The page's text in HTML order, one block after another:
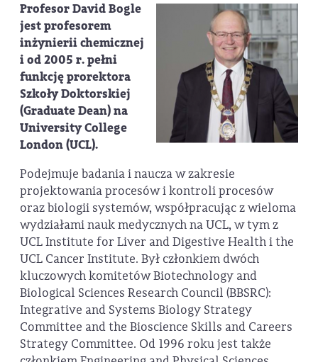
Profesor David Bogle
jest profesorem
inżynierii chemicznej
i od 2005 r. pełni
funkcję prorektora
Szkoły Doktorskiej
(Graduate Dean) na
University College
London (UCL).
Podejmuje badania i naucza w zakresie
projektowania procesów i kontroli procesów
oraz biologii systemów, współpracując z wieloma
wydziałami nauk medycznych na UCL, w tym z
UCL Institute for Liver and Digestive Health i the
UCL Cancer Institute. Był członkiem dwóch
kluczowych komitetów Biotechnology and
Biological Sciences Research Council (BBSRC):
Integrative and Systems Biology Strategy
Committee and the Bioscience Skills and Careers
Strategy Committee. Od 1996 roku jest także